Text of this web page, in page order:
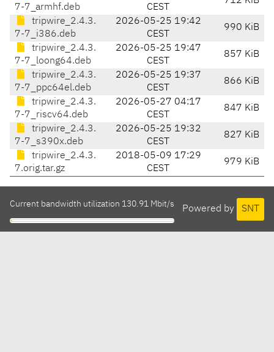
7-7_armhf.deb
CEST
tripwire_2.4.3.
7-7_i386.deb
2026-05-25 19:42
CEST
990 KiB
tripwire_2.4.3.
7-7_loong64.deb
2026-05-25 19:47
CEST
857 KiB
tripwire_2.4.3.
7-7_ppc64el.deb
2026-05-25 19:37
CEST
866 KiB
tripwire_2.4.3.
7-7_riscv64.deb
2026-05-27 04:17
CEST
847 KiB
tripwire_2.4.3.
7-7_s390x.deb
2026-05-25 19:32
CEST
827 KiB
tripwire_2.4.3.
7.orig.tar.gz
2018-05-09 17:29
CEST
979 KiB
Powered by SNT
Current bandwidth utilization 130.91 Mbit/s